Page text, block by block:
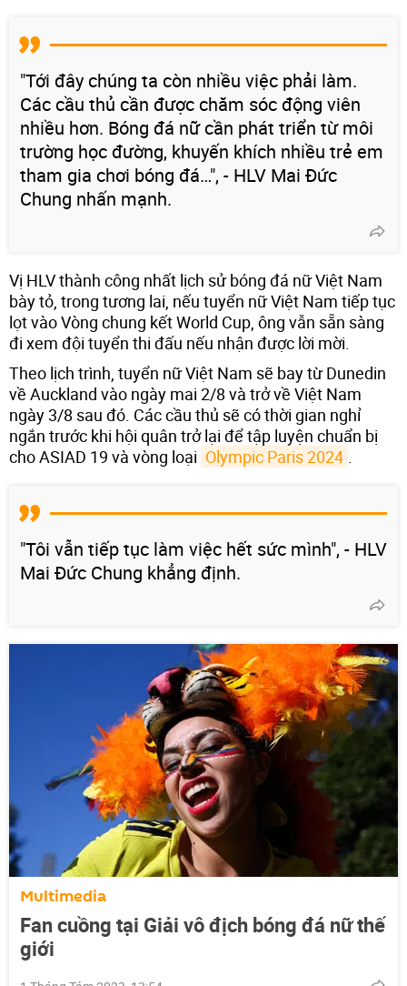
"Tới đây chúng ta còn nhiều việc phải làm.
Các cầu thủ cần được chăm sóc động viên
nhiều hơn. Bóng đá nữ cần phát triển từ môi
trường học đường, khuyến khích nhiều trẻ em
tham gia chơi bóng đá…", - HLV Mai Đức
Chung nhấn mạnh.
Vị HLV thành công nhất lịch sử bóng đá nữ Việt Nam
bày tỏ, trong tương lai, nếu tuyển nữ Việt Nam tiếp tục
lọt vào Vòng chung kết World Cup, ông vẫn sẵn sàng
đi xem đội tuyển thi đấu nếu nhận được lời mời.
Theo lịch trình, tuyển nữ Việt Nam sẽ bay từ Dunedin
về Auckland vào ngày mai 2/8 và trở về Việt Nam
ngày 3/8 sau đó. Các cầu thủ sẽ có thời gian nghỉ
ngắn trước khi hội quân trở lại để tập luyện chuẩn bị
cho ASIAD 19 và vòng loại Olympic Paris 2024
"Tôi vẫn tiếp tục làm việc hết sức mình", - HLV
Mai Đức Chung khẳng định.
Multimedia
Fan cuồng tại Giải vô địch bóng đá nữ thế
giới